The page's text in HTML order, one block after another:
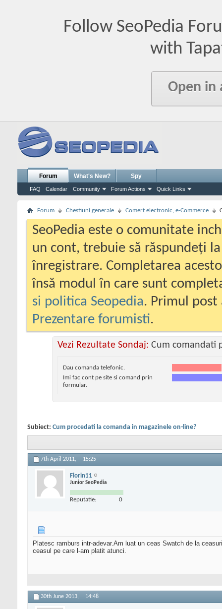
Follow SeoPedia
with
Open in
Forum
FAQ Calendar Community Forum Actions Quick Links
What's New? Spy
Forum Chestiuni generale Comert electronic, e-Commerce
SeoPedia este o comunitate
un cont, trebuie să răspundeți
înregistrare. Completarea
însă modul în care sunt
si politica Seopedia. Primul
Prezentare forumisti.
Vezi Rezultate Sondaj: Cum comandati
Dau comanda telefonic.
Imi fac cont pe site si comand prin
formular.
Subiect: Cum procedati la comanda in magazinele on-line?
7th April 2011, 15:25
Florin11
Junior SeoPedia
Reputatie: 0
Platesc ramburs intr-adevar.Am luat un ceas Swatch de la
ceasul pe care l-am platit atunci.
30th June 2013, 14:48